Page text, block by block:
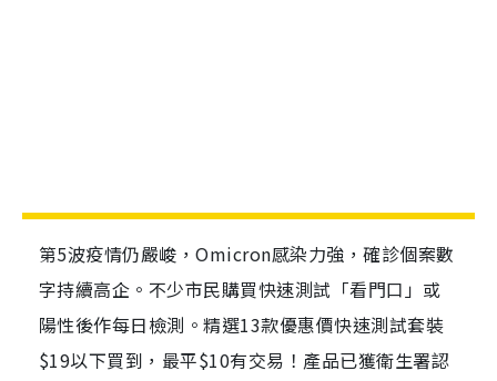
第5波疫情仍嚴峻，Omicron感染力強，確診個案數
字持續高企。不少市民購買快速測試「看門口」或
陽性後作每日檢測。精選13款優惠價快速測試套裝
$19以下買到，最平$10有交易！產品已獲衛生署認